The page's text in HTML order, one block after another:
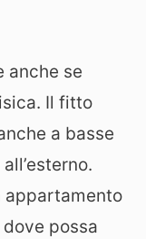
anche se
Il fitto
a basse
appartamento
dove possa